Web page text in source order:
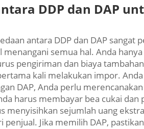
DDP dan DAP
antara DDP dan DAP sangat
semua hal. Anda
pengiriman dan biaya
kali melakukan impor.
DAP, Anda perlu
harus membayar bea cukai dan
menyisihkan sejumlah uang
Jika memilih DAP,